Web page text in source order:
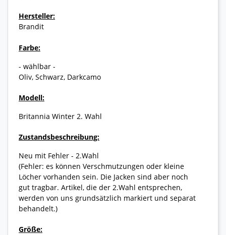
Hersteller:
Brandit
Farbe:
- wählbar -
Oliv, Schwarz, Darkcamo
Modell:
Britannia Winter 2. Wahl
Zustandsbeschreibung:
Neu mit Fehler - 2.Wahl
(Fehler: es können Verschmutzungen oder kleine
Löcher vorhanden sein. Die Jacken sind aber noch
gut tragbar. Artikel, die der 2.Wahl entsprechen,
werden von uns grundsätzlich markiert und separat
behandelt.)
Größe: